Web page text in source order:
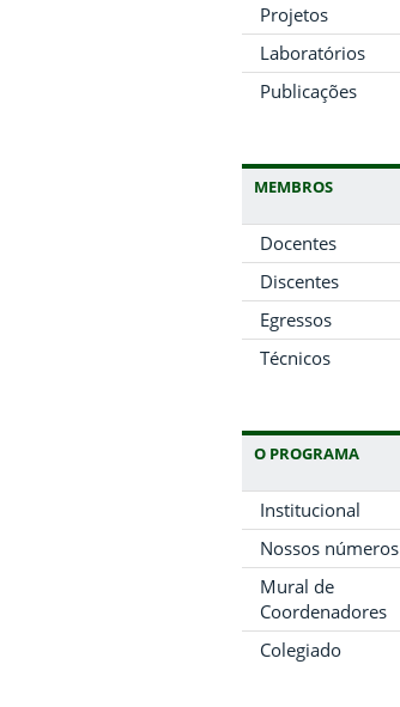
Projetos
Laboratórios
Publicações
MEMBROS
Docentes
Discentes
Egressos
Técnicos
O PROGRAMA
Institucional
Nossos números
Mural de
Coordenadores
Colegiado